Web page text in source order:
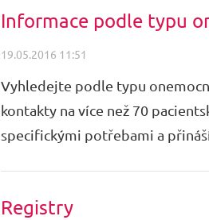
Informace podle typu
19.05.2016 11:51
Vyhledejte podle typu
kontakty na více než 70
specifickými potřebami a přináší
Registry